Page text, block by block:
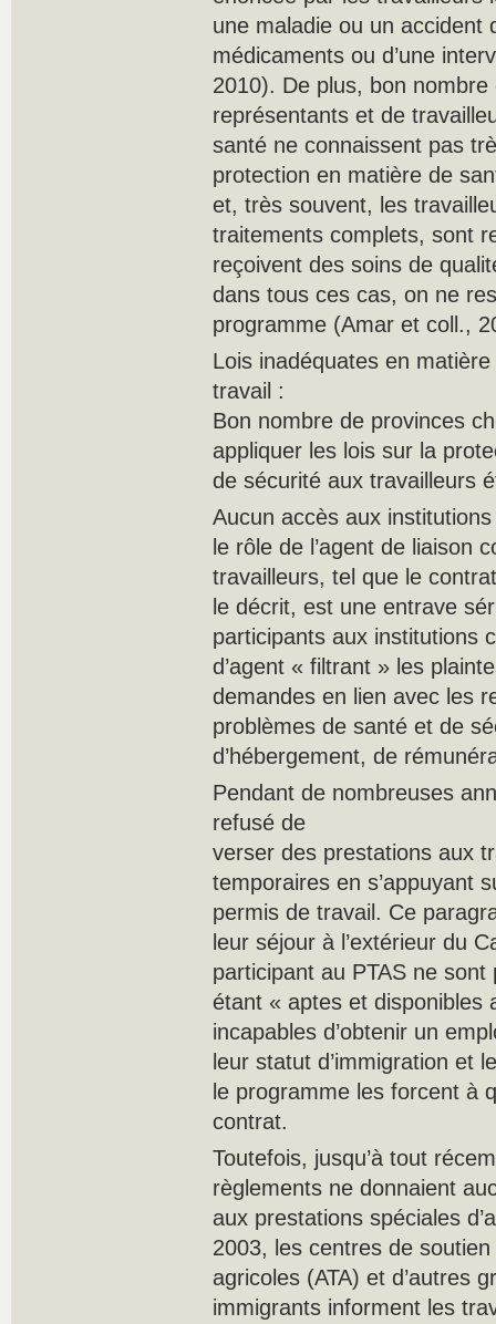
une maladie ou un accident
médicaments ou d’une
2010). De plus, bon nombre
représentants et de
santé ne connaissent pas
protection en matière de
et, très souvent, les
traitements complets, sont
reçoivent des soins de
dans tous ces cas, on ne
programme (Amar et coll.,
Lois inadéquates en
travail :
Bon nombre de provinces
appliquer les lois sur la
de sécurité aux travailleurs
Aucun accès aux
le rôle de l’agent de liaison
travailleurs, tel que le contrat
le décrit, est une entrave
participants aux institutions
d’agent « filtrant » les
demandes en lien avec les
problèmes de santé et de
d’hébergement, de
Pendant de nombreuses
refusé de
verser des prestations aux
temporaires en s’appuyant
permis de travail. Ce
leur séjour à l’extérieur du
participant au PTAS ne
étant « aptes et disponibles
incapables d’obtenir un
leur statut d’immigration et
le programme les forcent à
contrat.
Toutefois, jusqu’à tout
règlements ne donnaient
aux prestations spéciales
2003, les centres de
agricoles (ATA) et d’autres
immigrants informent les